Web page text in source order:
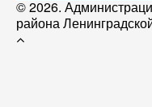
© 2026.
района